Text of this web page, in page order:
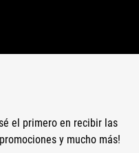
el primero en recibir las
y mucho más!